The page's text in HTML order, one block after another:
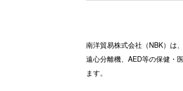
南洋貿易株式会社（NBK）は
遠心分離機、AED等の保健・
ます。